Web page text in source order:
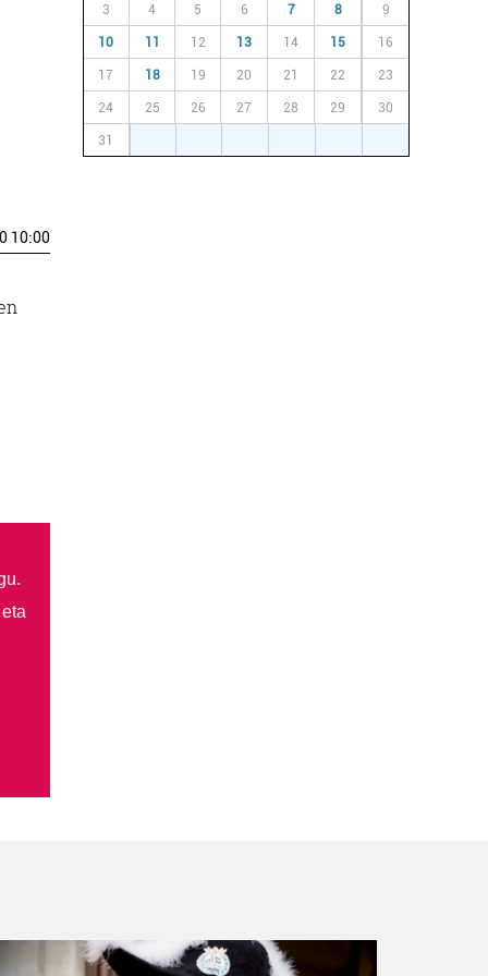
10:00
3 4 5 6 7 8 9
10 11 12 13 14 15 16
17 18 19 20 21 22 23
24 25 26 27 28 29 30
31